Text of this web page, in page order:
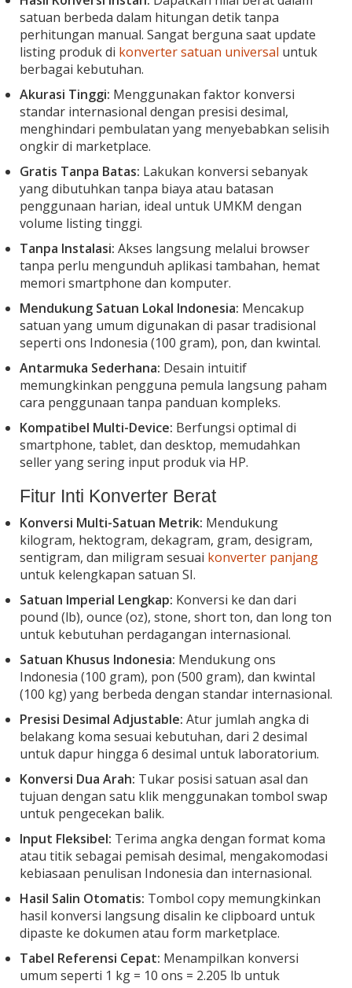
satuan berbeda dalam hitungan detik tanpa
perhitungan manual. Sangat berguna saat update
listing produk di konverter satuan universal untuk
berbagai kebutuhan.
Akurasi Tinggi: Menggunakan faktor konversi
standar internasional dengan presisi desimal,
menghindari pembulatan yang menyebabkan selisih
ongkir di marketplace.
Gratis Tanpa Batas: Lakukan konversi sebanyak
yang dibutuhkan tanpa biaya atau batasan
penggunaan harian, ideal untuk UMKM dengan
volume listing tinggi.
Tanpa Instalasi: Akses langsung melalui browser
tanpa perlu mengunduh aplikasi tambahan, hemat
memori smartphone dan komputer.
Mendukung Satuan Lokal Indonesia: Mencakup
satuan yang umum digunakan di pasar tradisional
seperti ons Indonesia (100 gram), pon, dan kwintal.
Antarmuka Sederhana: Desain intuitif
memungkinkan pengguna pemula langsung paham
cara penggunaan tanpa panduan kompleks.
Kompatibel Multi-Device: Berfungsi optimal di
smartphone, tablet, dan desktop, memudahkan
seller yang sering input produk via HP.
Fitur Inti Konverter Berat
Konversi Multi-Satuan Metrik: Mendukung
kilogram, hektogram, dekagram, gram, desigram,
sentigram, dan miligram sesuai konverter panjang
untuk kelengkapan satuan SI.
Satuan Imperial Lengkap: Konversi ke dan dari
pound (lb), ounce (oz), stone, short ton, dan long ton
untuk kebutuhan perdagangan internasional.
Satuan Khusus Indonesia: Mendukung ons
Indonesia (100 gram), pon (500 gram), dan kwintal
(100 kg) yang berbeda dengan standar internasional.
Presisi Desimal Adjustable: Atur jumlah angka di
belakang koma sesuai kebutuhan, dari 2 desimal
untuk dapur hingga 6 desimal untuk laboratorium.
Konversi Dua Arah: Tukar posisi satuan asal dan
tujuan dengan satu klik menggunakan tombol swap
untuk pengecekan balik.
Input Fleksibel: Terima angka dengan format koma
atau titik sebagai pemisah desimal, mengakomodasi
kebiasaan penulisan Indonesia dan internasional.
Hasil Salin Otomatis: Tombol copy memungkinkan
hasil konversi langsung disalin ke clipboard untuk
dipaste ke dokumen atau form marketplace.
Tabel Referensi Cepat: Menampilkan konversi
umum seperti 1 kg = 10 ons = 2.205 lb untuk